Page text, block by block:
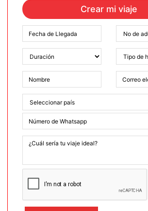
Crear mi viaje